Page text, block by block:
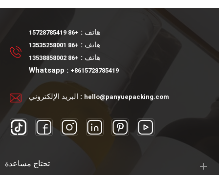
الأسود واضحة مع كرة دوارة
لدينا كرة زجاجية فولاذية وكرة
بلاستيكية.
الفولاذ المقاوم للصدأ.هذه
الكرة الدوارة لها: كرة دوارة
هاتف : +86 15728785419
هاتف : +86 13535258001
هاتف : +86 13538858002
Whatsapp : +8615728785419
البريد الإلكتروني : hello@panyuepacking.com
تحتاج مساعدة